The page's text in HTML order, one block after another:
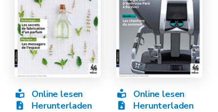
Online lesen
Herunterladen
Online lesen
Herunterladen